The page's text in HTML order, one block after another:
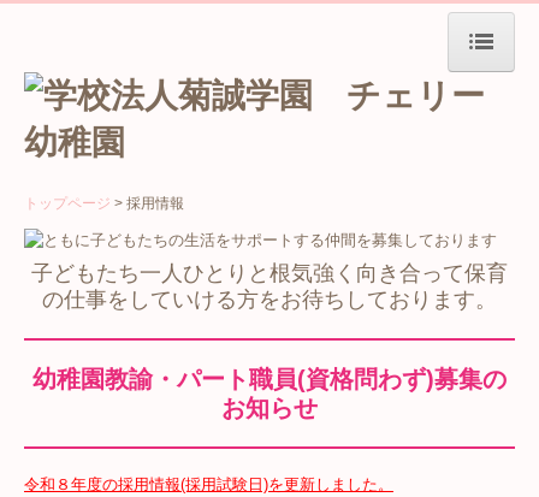
トップページ
当園について
保育理念
2歳児クラス(４年保育)
トップページ 採用情報
子どもたち一人ひとりと根気強く向き合って保育
の仕事をしていける方をお待ちしております。
幼稚園教諭・パート職員(資格問わず)募集の
お知らせ
令和８年度の採用情報(採用試験日)を更新しました。